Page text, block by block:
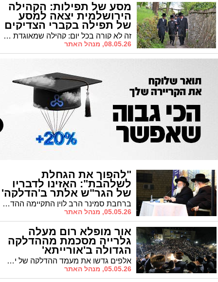
מסע של תפילות: הקהילה
הירושלמית יצאה למסע
של תפילה בקברי הצדיקים
באירופה זה לא קורה בכל יום: קהילה שמאוגדת סביב בית הכנסת שמהווה את ביתה השני יוצאת למסע של תפילה והשתטחות על קברי הצדיקים באירופה. צפו בתמונות כפי שצולמו בידי יהושע פרוכטר
08.05.26, מנהל האתר
"להפוך את הגחלת
לשלהבת": האזינו לדבריו
של הגר"ש אלתר ב'הדלקה'
(וידאו) ברחבת סמינר הרב לוין התקיימה ההדלקה המסורתית בראשותו של הגר"ש אלתר שליט"א, שנשא דברים בהם עמד על החובה 'להפוך את הגחלים העוממות לשלהבת'
05.05.26, מנהל האתר
אור מופלא רום מעלה
גלרייה מסכמת מההדלקה
הגדולה ב'אורייתא'
אלפים גדשו את מעמד ההדלקה של ישיבת 'אורייתא' שם זכו לשמחה פורצת גבולות לאורו של רשב"י
05.05.26, מנהל האתר